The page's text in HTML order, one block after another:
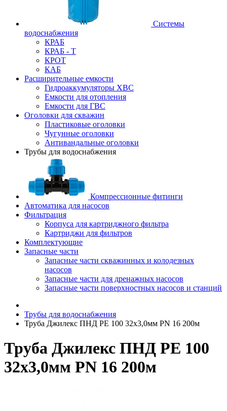
Системы
водоснабжения
КРАБ
КРАБ - Т
КРОТ
КАБ
Расширительные емкости
Гидроаккумуляторы ХВС
Емкости для отопления
Емкости для ГВС
Оголовки для скважин
Пластиковые оголовки
Чугунные оголовки
Антивандальные оголовки
Трубы для водоснабжения
Компрессионные фитинги
Автоматика для насосов
Фильтрация
Корпуса для картриджного фильтра
Картриджи для фильтров
Комплектующие
Запасные части
Запасные части скважинных и колодезных
насосов
Запасные части для дренажных насосов
Запасные части поверхностных насосов и станций
Трубы для водоснабжения
Труба Джилекс ПНД РЕ 100 32х3,0мм PN 16 200м
Труба Джилекс ПНД РЕ 100
32х3,0мм PN 16 200м